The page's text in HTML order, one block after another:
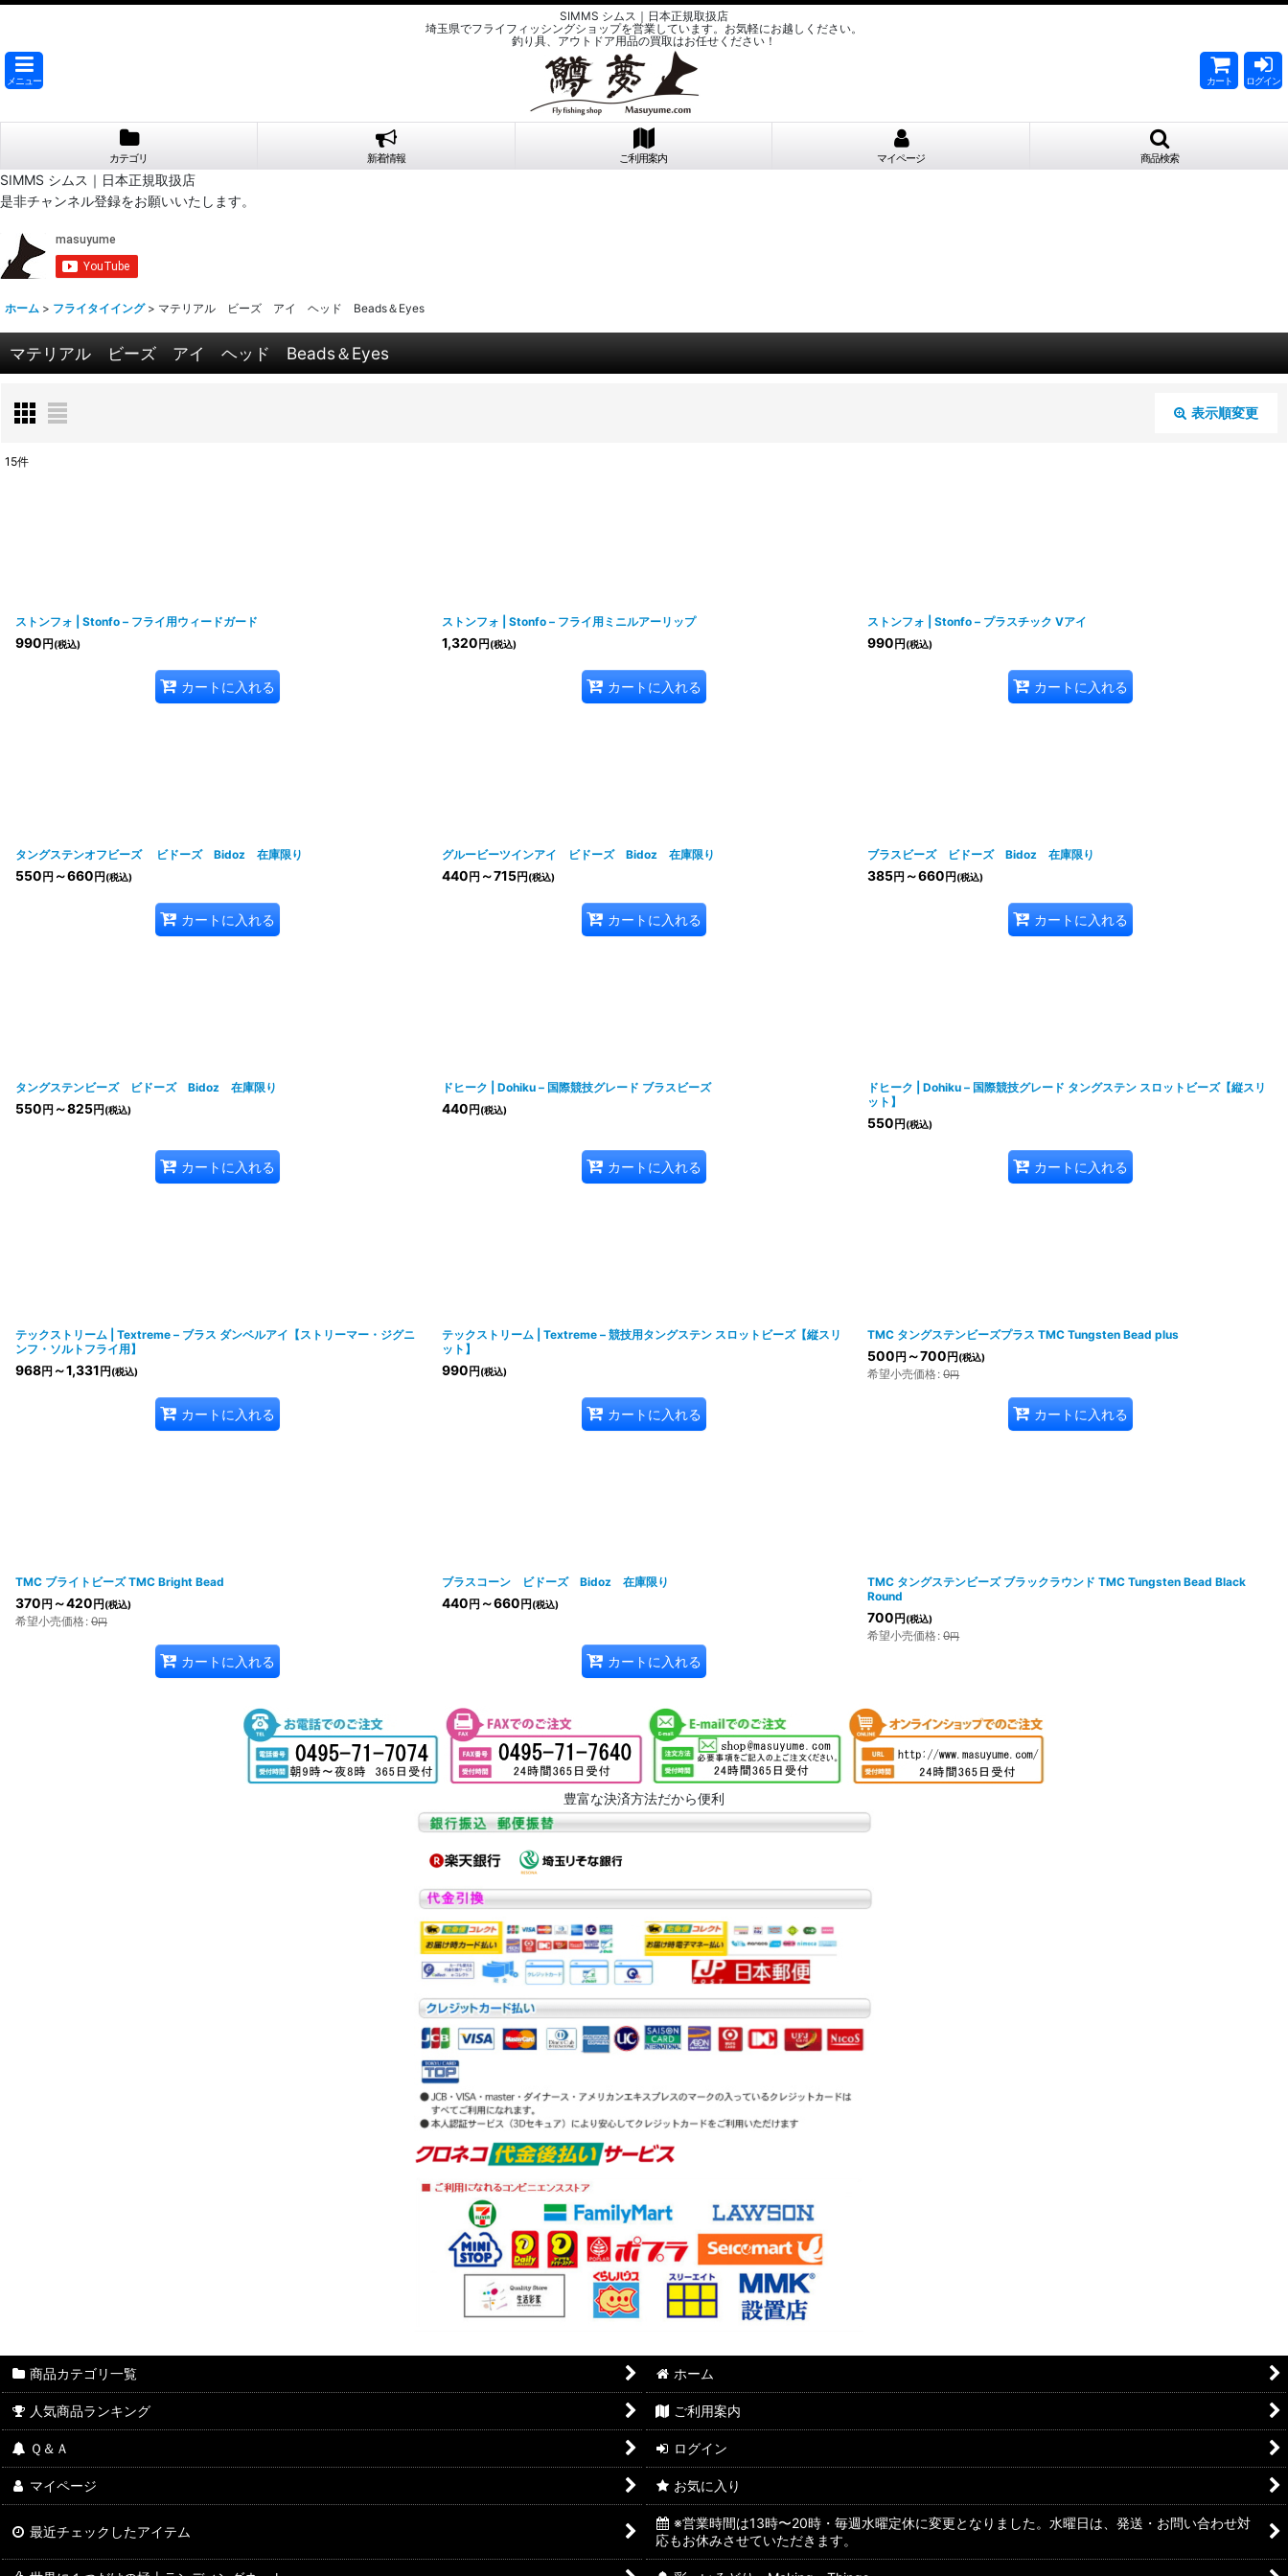
SIMMS シムス｜日本正規取扱店
埼玉県でフライフィッシングショップを営業しています。お気軽にお越しください。
釣り具、アウトドア用品の買取はお任せください！
メニュー カート ログイン
カテゴリ 新着情報 ご利用案内 マイページ 商品検索
SIMMS シムス｜日本正規取扱店
是非チャンネル登録をお願いいたします。
ホーム > フライタイイング > マテリアル ビーズ アイ ヘッド Beads＆Eyes
マテリアル ビーズ アイ ヘッド Beads＆Eyes
表示順変更
15件
ストンフォ | Stonfo – フライ用ウィードガード
990 円 (税込)
カートに入れる
ストンフォ | Stonfo – フライ用ミニルアーリップ
1,320 円 (税込)
カートに入れる
ストンフォ | Stonfo – プラスチック Vアイ
990 円 (税込)
カートに入れる
タングステンオフビーズ ビドーズ Bidoz 在庫限り
550 円 ～660 円 (税込)
カートに入れる
グルービーツインアイ ビドーズ Bidoz 在庫限り
440 円 ～715円 (税込)
カートに入れる
ブラスビーズ ビドーズ Bidoz 在庫限り
385円 ～660 円 (税込)
カートに入れる
タングステンビーズ ビドーズ Bidoz 在庫限り
550 円 ～825円 (税込)
カートに入れる
ドヒーク | Dohiku – 国際競技グレード ブラスビーズ
440 円 (税込)
カートに入れる
ドヒーク | Dohiku – 国際競技グレード タングステン スロットビーズ【縦スリ
ット】
550 円 (税込)
カートに入れる
テックストリーム | Textreme – ブラス ダンベルアイ【ストリーマー・ジグニ
ンフ・ソルトフライ用】
968円 ～1,331 円 (税込)
カートに入れる
テックストリーム | Textreme – 競技用タングステン スロットビーズ【縦スリ
ット】
990 円 (税込)
カートに入れる
TMC タングステンビーズプラス TMC Tungsten Bead plus
500 円 ～700 円 (税込)
希望小売価格: 0円
カートに入れる
TMC ブライトビーズ TMC Bright Bead
370 円 ～420 円 (税込)
希望小売価格: 0円
カートに入れる
ブラスコーン ビドーズ Bidoz 在庫限り
440 円 ～660 円 (税込)
カートに入れる
TMC タングステンビーズ ブラックラウンド TMC Tungsten Bead Black
Round
700 円 (税込)
希望小売価格: 0円
豊富な決済方法だから便利
商品カテゴリ一覧 ホーム
人気商品ランキング ご利用案内
Ｑ＆Ａ ログイン
マイページ お気に入り
最近チェックしたアイテム
※営業時間は13時〜20時・毎週水曜定休に変更となりました。水曜日は、発送・お問い合わせ対
応もお休みさせていただきます。